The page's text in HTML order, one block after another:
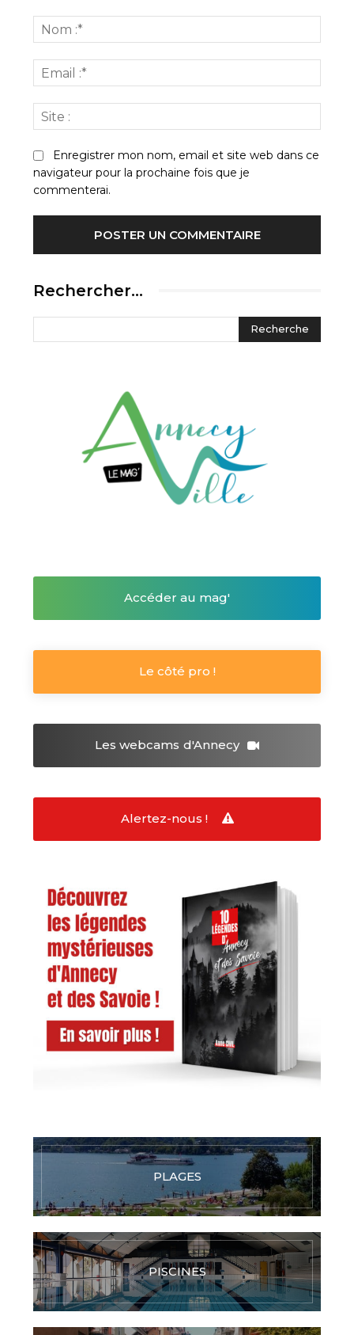
:*
:*
:
Enregistrer mon nom, email et site web dans ce
navigateur pour la prochaine fois que je
commenterai.
Rechercher…
Accéder au mag'
Le côté pro !
Les webcams d'Annecy
Alertez-nous !
PLAGES
PISCINES